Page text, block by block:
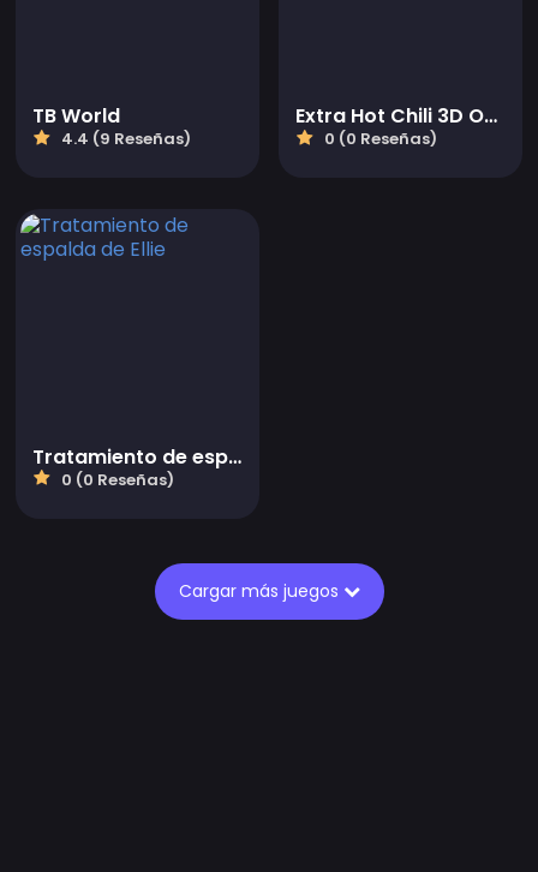
TB World
4.4 (9 Reseñas)
Extra Hot Chili 3D Online
0 (0 Reseñas)
Tratamiento de espalda de Ellie
0 (0 Reseñas)
Cargar más juegos